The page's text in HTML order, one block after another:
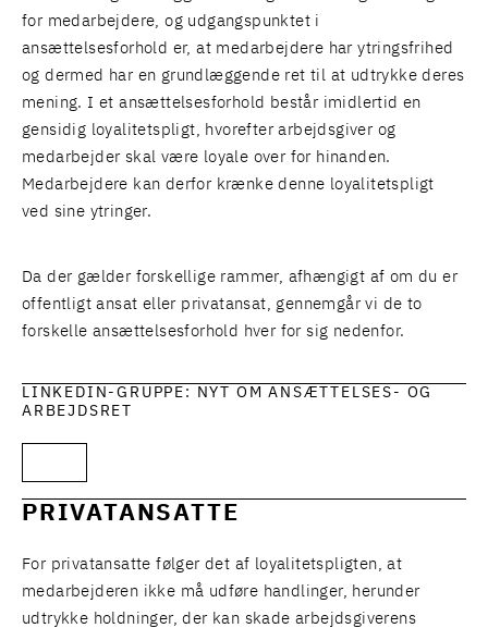
for medarbejdere, og udgangspunktet i
ansættelsesforhold er, at medarbejdere har ytringsfrihed
og dermed har en grundlæggende ret til at udtrykke deres
mening. I et ansættelsesforhold består imidlertid en
gensidig loyalitetspligt, hvorefter arbejdsgiver og
medarbejder skal være loyale over for hinanden.
Medarbejdere kan derfor krænke denne loyalitetspligt
ved sine ytringer.
Da der gælder forskellige rammer, afhængigt af om du er
offentligt ansat eller privatansat, gennemgår vi de to
forskelle ansættelsesforhold hver for sig nedenfor.
LINKEDIN-GRUPPE: NYT OM ANSÆTTELSES- OG
ARBEJDSRET
PRIVATANSATTE
For privatansatte følger det af loyalitetspligten, at
medarbejderen ikke må udføre handlinger, herunder
udtrykke holdninger, der kan skade arbejdsgiverens